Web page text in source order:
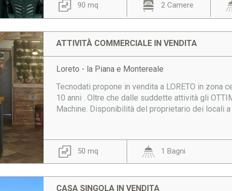
90 mq 2 Camere
ATTIVITÀ COMMERCIALE IN VENDITA
Loreto - la Piana e Montereale
Tecnodati propone in vendita a LORETO in zona
10 anni . Oltre che dalle suddette attività gli
Machine. Disponibilità del proprietario dei locali a
50 mq 1 Bagni
CASA SINGOLA IN VENDITA